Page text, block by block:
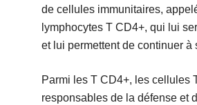
de cellules immunitaires,
lymphocytes T CD4+, qui lui
et lui permettent de continuer à
Parmi les T CD4+, les cellules
responsables de la défense et